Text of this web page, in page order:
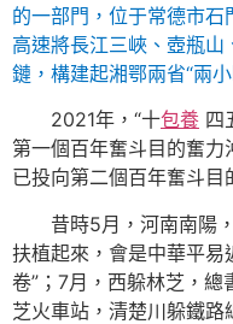
的一部門，位于常德市
高速將長江三峽、壺瓶
鏈，構建起湘鄂兩省“兩
2021年，“十包養 四
第一個百年奮斗目的奮
已投向第二個百年奮斗目
昔時5月，河南南陽，
扶植起來，會是中華平
卷”；7月，西躲林芝，
芝火車站，清楚川躲鐵